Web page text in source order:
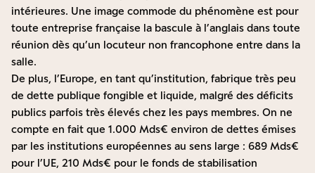
intérieures. Une image commode du phénomène est pour
toute entreprise française la bascule à l’anglais dans toute
réunion dès qu’un locuteur non francophone entre dans la
salle.
De plus, l’Europe, en tant qu’institution, fabrique très peu
de dette publique fongible et liquide, malgré des déficits
publics parfois très élevés chez les pays membres. On ne
compte en fait que 1.000 Mds€ environ de dettes émises
par les institutions européennes au sens large : 689 Mds€
pour l’UE, 210 Mds€ pour le fonds de stabilisation